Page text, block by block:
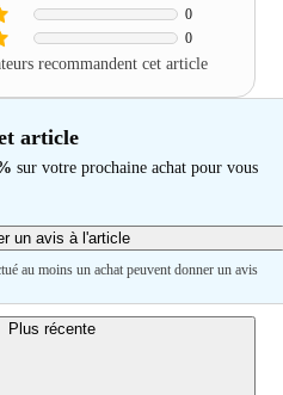
0
0
recommandent cet article
article
sur votre prochaine achat pour vous
un avis à l'article
au moins un achat peuvent donner un avis
Plus récente